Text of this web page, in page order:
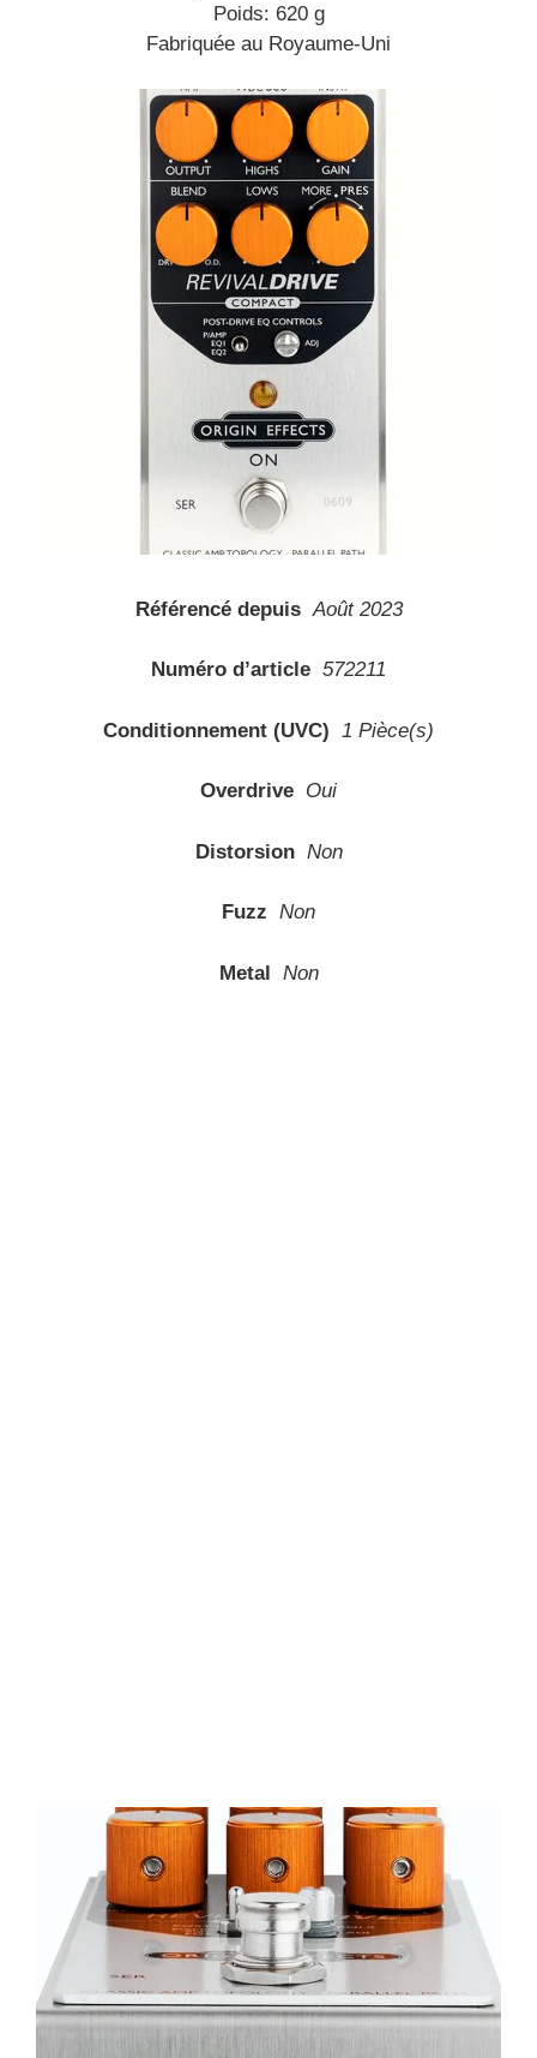
Poids: 620 g
Fabriquée au Royaume-Uni
Référencé depuis Août 2023
Numéro d’article 572211
Conditionnement (UVC) 1 Pièce(s)
Overdrive Oui
Distorsion Non
Fuzz Non
Metal Non